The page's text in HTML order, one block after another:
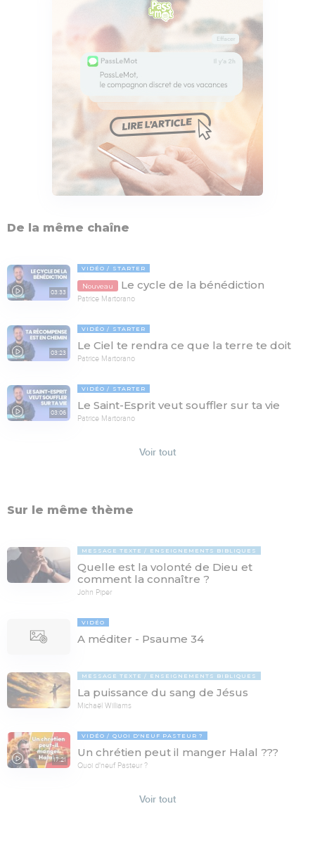
De la même chaîne
03:33
VIDÉO STARTER
Nouveau Le cycle de la bénédiction
Patrice Martorano
03:23
VIDÉO STARTER
Le Ciel te rendra ce que la terre te doit
Patrice Martorano
03:06
VIDÉO STARTER
Le Saint-Esprit veut souffler sur ta vie
Patrice Martorano
Voir tout
Sur le même thème
MESSAGE TEXTE ENSEIGNEMENTS BIBLIQUES
Quelle est la volonté de Dieu et
comment la connaître ?
John Piper
VIDÉO
A méditer - Psaume 34
MESSAGE TEXTE ENSEIGNEMENTS BIBLIQUES
La puissance du sang de Jésus
Michaël Williams
17:21
VIDÉO QUOI D'NEUF PASTEUR ?
Un chrétien peut il manger Halal ???
Quoi d'neuf Pasteur ?
Voir tout